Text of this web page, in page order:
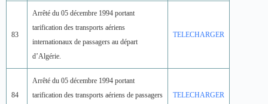
83
Arrêté du 05 décembre 1994 portant
tarification des transports aériens
internationaux de passagers au départ
d’Algérie.
TELECHARGER
84
Arrêté du 05 décembre 1994 portant
tarification des transports aériens de passagers
TELECHARGER